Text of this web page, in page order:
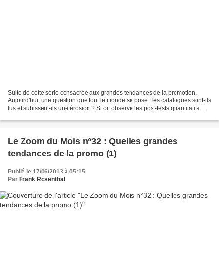
Suite de cette série consacrée aux grandes tendances de la promotion.
Aujourd'hui, une question que tout le monde se pose : les catalogues sont-ils
lus et subissent-ils une érosion ? Si on observe les post-tests quantitatifs
Le Zoom du Mois n°32 : Quelles grandes
tendances de la promo (1)
Publié le 17/06/2013 à 05:15
Par Frank Rosenthal